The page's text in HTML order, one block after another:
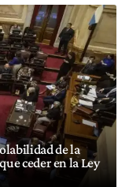
de la
ceder en la Ley